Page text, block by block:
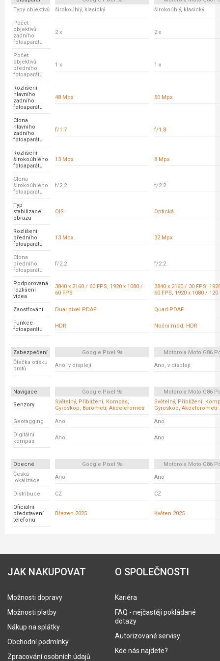
Typy objektivů
širokoúhlý, klasický širokoúhlý, klasický
Počet
objektivů
zadního
fotoaparátu
2 x 2 x
Počet
objektivů
předního
fotoaparátu
1 x 1 x
Rozlišení
hlavního
zadního
fotoaparátu
48 Mpx 50 Mpx
Clona
hlavního
zadního
fotoaparátu
f/1.7 f/1.8
Rozlišení
širokoúhlého
fotoaparátu
13 Mpx 8 Mpx
Clona
širokoúhlého
fotoaparátu
f/2.2 f/2.2
Typ
stabilizace
obrazu
OIS Optická
Rozlišení
předního
fotoaparátu
13 Mpx 32 Mpx
Clona
předního
fotoaparátu
f/2.2 f/2.2
Podporovaná
rozlišení
videa
3840 x 2160 / 60 FPS, 1920 x 1080 /
60 FPS
3840 x 2160 / 30 FPS,
60 FPS, 1920 x 1080 / 120
Zaostřování Dual pixel PDAF Quad PDAF
Funkce
fotoaparátu
HDR Noční mód, HDR
Zabezpečení Google Pixel 9a
Motorola Moto G86
Čtečka otisku
prstů
Ano, v displeji Ano, v displeji
Navigace Google Pixel 9a
Motorola Moto G86
Senzory
Světelný, Přiblížení, Kompas,
Gyroskop, Barometr, Akcelerometr
Světelný, Přiblížení,
Gyroskop, Akcelerometr
Geotagging Ano Ano
Digitální
kompas
Ano Ano
Obecné Google Pixel 9a
Motorola Moto G86
Česká
lokalizace
Ano Ano
Distribuce CZ CZ
Oficiální
představení
telefonu
Březen 2025 Květen 2025
JAK NAKUPOVAT
Možnosti dopravy
Možnosti platby
Nákup na splátky
Obchodní podmínky
Zpracování osobních údajů
O SPOLEČNOSTI
Kariéra
FAQ - nejčastěji pokládané
dotazy
Autorizované servisy
Kde nás najdete?